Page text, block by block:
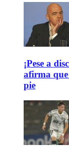
¡Pese a
afirma
pie